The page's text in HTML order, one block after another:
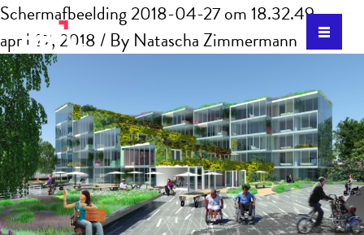
Schermafbeelding 2018-04-27 om 18.32.49
april 27, 2018 / By Natascha Zimmermann